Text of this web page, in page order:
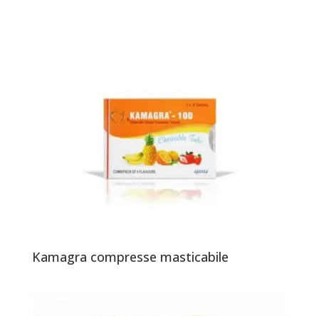
Kamagra compresse masticabile